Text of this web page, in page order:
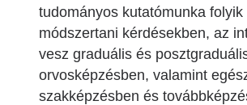
tudományos kutatómunka
módszertani kérdésekben, az
vesz graduális és
orvosképzésben, valamint
szakképzésben és